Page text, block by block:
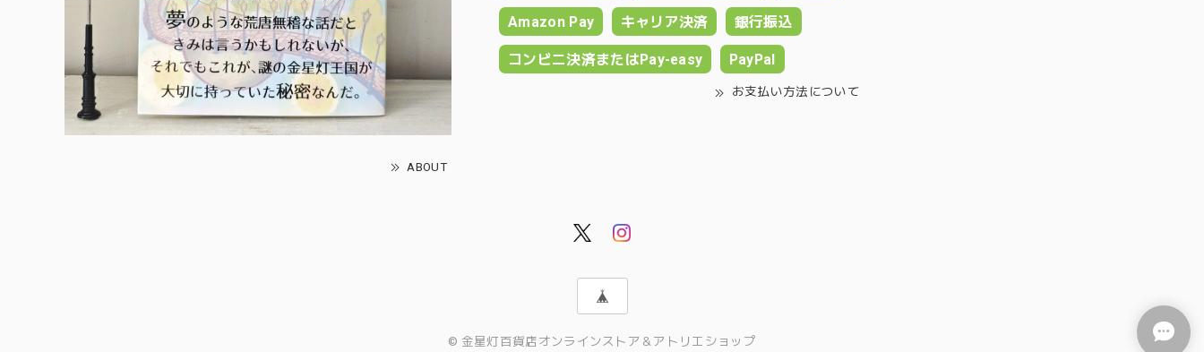
ABOUT
Amazon Pay キャリア決済 銀行振込
コンビニ決済またはPay-easy PayPal
お支払い方法について
© 金星灯百貨店オンラインストア＆アトリエショップ